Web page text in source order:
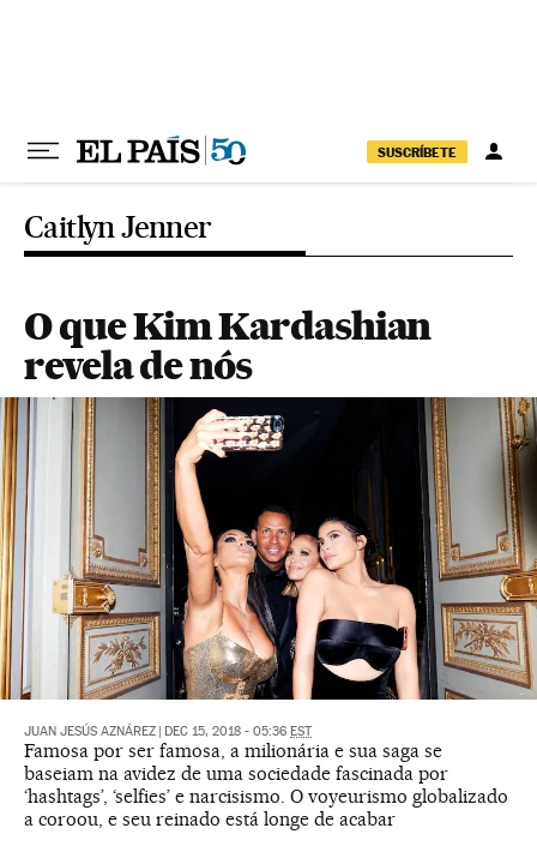
SUSCRÍBETE
Caitlyn Jenner
O que Kim Kardashian
revela de nós
JUAN JESÚS AZNÁREZ DEC 15, 2018 - 05:36 EST
Famosa por ser famosa, a milionária e sua saga se
baseiam na avidez de uma sociedade fascinada por
‘hashtags’, ‘selfies’ e narcisismo. O voyeurismo globalizado
a coroou, e seu reinado está longe de acabar